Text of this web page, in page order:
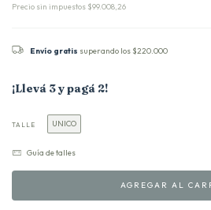
Precio sin impuestos $99.008,26
Envío gratis superando los $220.000
¡Llevá 3 y pagá 2!
TALLE UNICO
Guía de talles